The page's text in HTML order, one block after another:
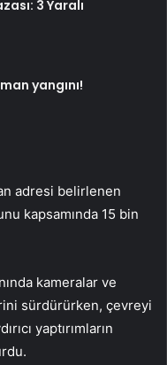
3 Yaralı
yangını!
adresi belirlenen
kapsamında 15 bin
kameralar ve
sürdürürken, çevreyi
yaptırımların